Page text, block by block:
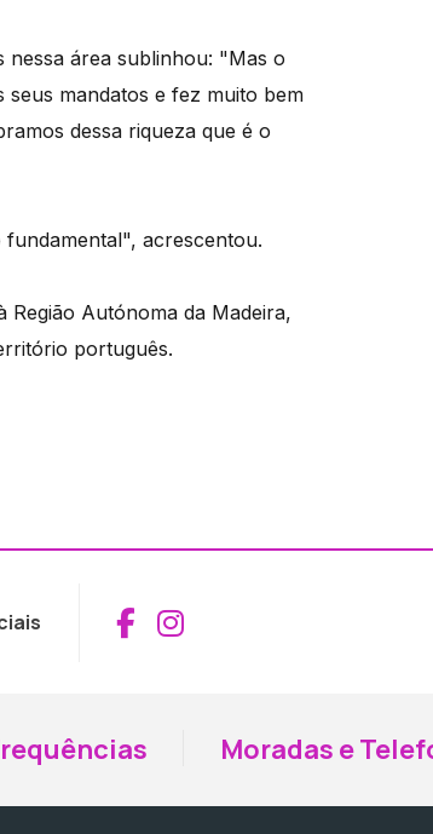
nessa área sublinhou: "Mas o
seus mandatos e fez muito bem
dessa riqueza que é o
acrescentou.
Região Autónoma da Madeira,
português.
Aceder ao
Aceder ao
Moradas e